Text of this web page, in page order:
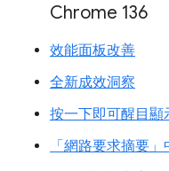
Chrome 136
效能面板改善
全新成效洞察
按一下即可醒目顯
「網路要求摘要